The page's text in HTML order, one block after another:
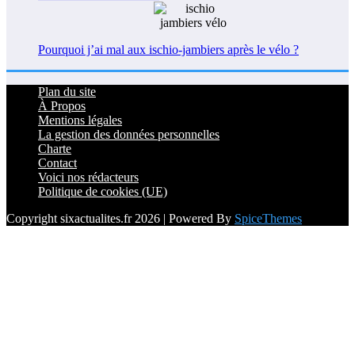
Pourquoi j’ai mal aux ischio-jambiers après le vélo ?
Plan du site
À Propos
Mentions légales
La gestion des données personnelles
Charte
Contact
Voici nos rédacteurs
Politique de cookies (UE)
Copyright sixactualites.fr 2026 | Powered By SpiceThemes